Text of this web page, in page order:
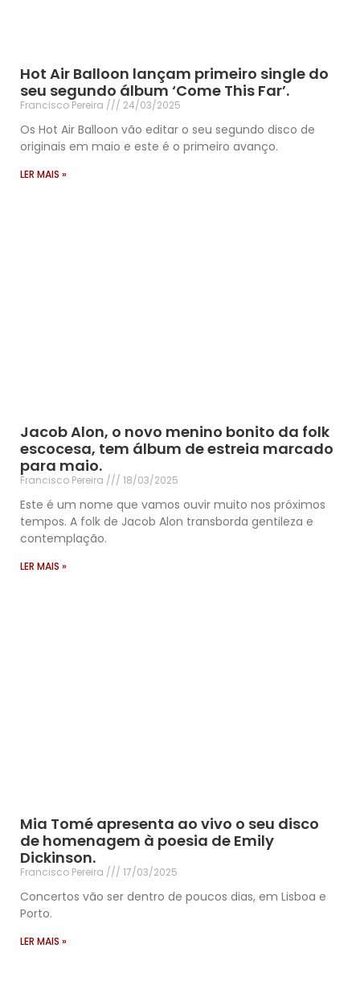
Hot Air Balloon lançam primeiro single do
seu segundo álbum ‘Come This Far’.
Francisco Pereira 24/03/2025
Os Hot Air Balloon vão editar o seu segundo disco de
originais em maio e este é o primeiro avanço.
LER MAIS »
Jacob Alon, o novo menino bonito da folk
escocesa, tem álbum de estreia marcado
para maio.
Francisco Pereira 18/03/2025
Este é um nome que vamos ouvir muito nos próximos
tempos. A folk de Jacob Alon transborda gentileza e
contemplação.
LER MAIS »
Mia Tomé apresenta ao vivo o seu disco
de homenagem à poesia de Emily
Dickinson.
Francisco Pereira 17/03/2025
Concertos vão ser dentro de poucos dias, em Lisboa e
Porto.
LER MAIS »